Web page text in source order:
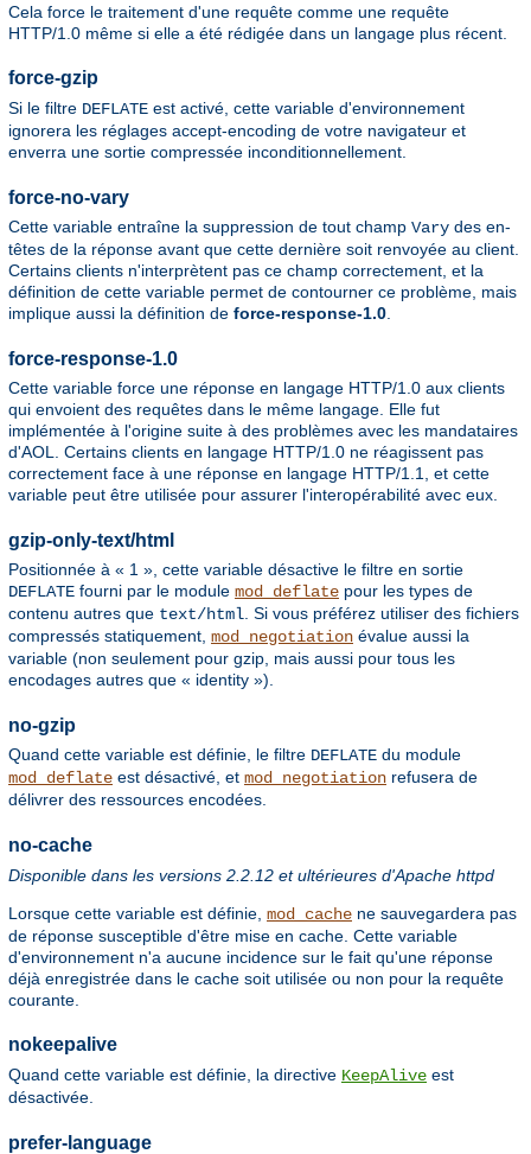
Cela force le traitement d'une requête comme une requête
HTTP/1.0 même si elle a été rédigée dans un langage plus récent.
force-gzip
Si le filtre DEFLATE est activé, cette variable d'environnement
ignorera les réglages accept-encoding de votre navigateur et
enverra une sortie compressée inconditionnellement.
force-no-vary
Cette variable entraîne la suppression de tout champ Vary des en-
têtes de la réponse avant que cette dernière soit renvoyée au client.
Certains clients n'interprètent pas ce champ correctement, et la
définition de cette variable permet de contourner ce problème, mais
implique aussi la définition de force-response-1.0
force-response-1.0
Cette variable force une réponse en langage HTTP/1.0 aux clients
qui envoient des requêtes dans le même langage. Elle fut
implémentée à l'origine suite à des problèmes avec les mandataires
d'AOL. Certains clients en langage HTTP/1.0 ne réagissent pas
correctement face à une réponse en langage HTTP/1.1, et cette
variable peut être utilisée pour assurer l'interopérabilité avec eux.
gzip-only-text/html
Positionnée à « 1 », cette variable désactive le filtre en sortie
DEFLATE fourni par le module mod_deflate pour les types de
contenu autres que text/html. Si vous préférez utiliser des fichiers
compressés statiquement, mod_negotiation évalue aussi la
variable (non seulement pour gzip, mais aussi pour tous les
encodages autres que « identity »).
no-gzip
Quand cette variable est définie, le filtre DEFLATE du module
mod_deflate est désactivé, et mod_negotiation refusera de
délivrer des ressources encodées.
no-cache
Disponible dans les versions 2.2.12 et ultérieures d'Apache httpd
Lorsque cette variable est définie, mod_cache ne sauvegardera pas
de réponse susceptible d'être mise en cache. Cette variable
d'environnement n'a aucune incidence sur le fait qu'une réponse
déjà enregistrée dans le cache soit utilisée ou non pour la requête
courante.
nokeepalive
Quand cette variable est définie, la directive KeepAlive est
désactivée.
prefer-language